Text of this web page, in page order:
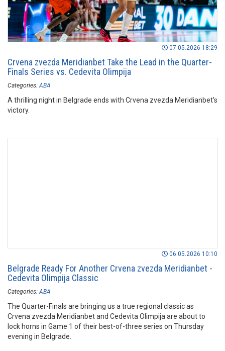
07.05.2026 18:29
Crvena zvezda Meridianbet Take the Lead in the Quarter-
Finals Series vs. Cedevita Olimpija
Categories: ABA
A thrilling night in Belgrade ends with Crvena zvezda Meridianbet's
victory.
06.05.2026 10:10
Belgrade Ready For Another Crvena zvezda Meridianbet -
Cedevita Olimpija Classic
Categories: ABA
The Quarter-Finals are bringing us a true regional classic as
Crvena zvezda Meridianbet and Cedevita Olimpija are about to
lock horns in Game 1 of their best-of-three series on Thursday
evening in Belgrade.